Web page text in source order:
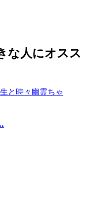
な人にオスス